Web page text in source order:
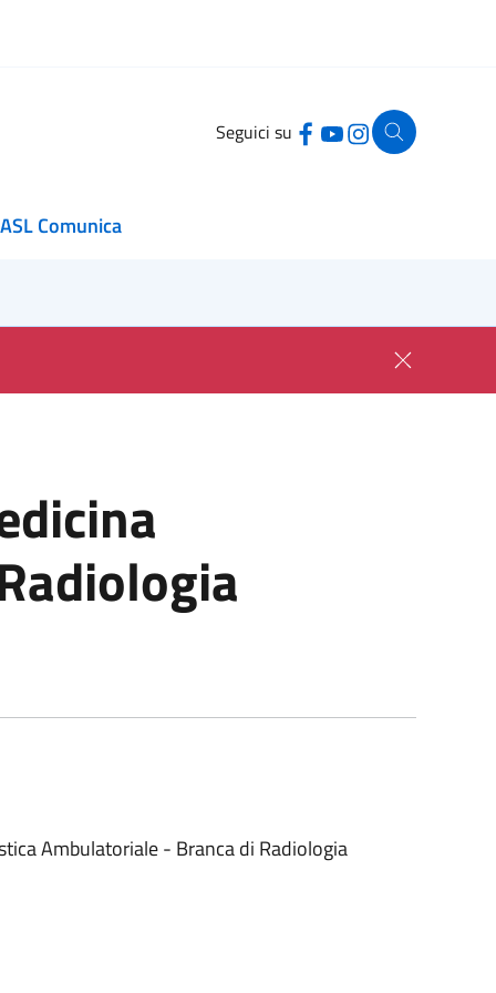
Seguici su
ASL Comunica
Ambulatoriale - Branca di Radiologia